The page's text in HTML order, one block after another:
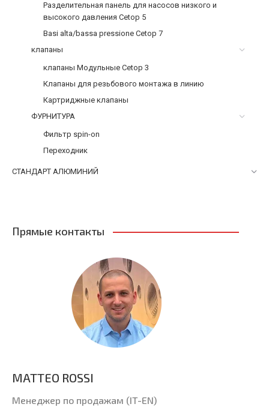
Разделительная панель для насосов низкого и
высокого давления Cetop 5
Basi alta/bassa pressione Cetop 7
клапаны
клапаны Модульные Cetop 3
Клапаны для резьбового монтажа в линию
Картриджные клапаны
ФУРНИТУРА
Фильтр spin-on
Переходник
СТАНДАРТ АЛЮМИНИЙ
Прямые контакты
MATTEO ROSSI
Менеджер по продажам (IT-EN)